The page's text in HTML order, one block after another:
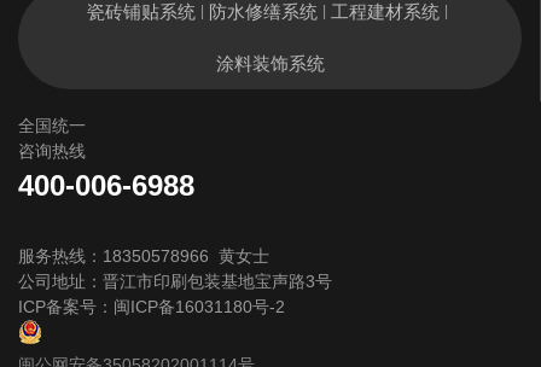
瓷砖铺贴系统 防水修缮系统 工程建材系统
涂料装饰系统
全国统一
咨询热线
400-006-6988
服务热线：18350578966 黄女士
公司地址：晋江市印刷包装基地宝声路3号
ICP备案号： 闽ICP备16031180号-2